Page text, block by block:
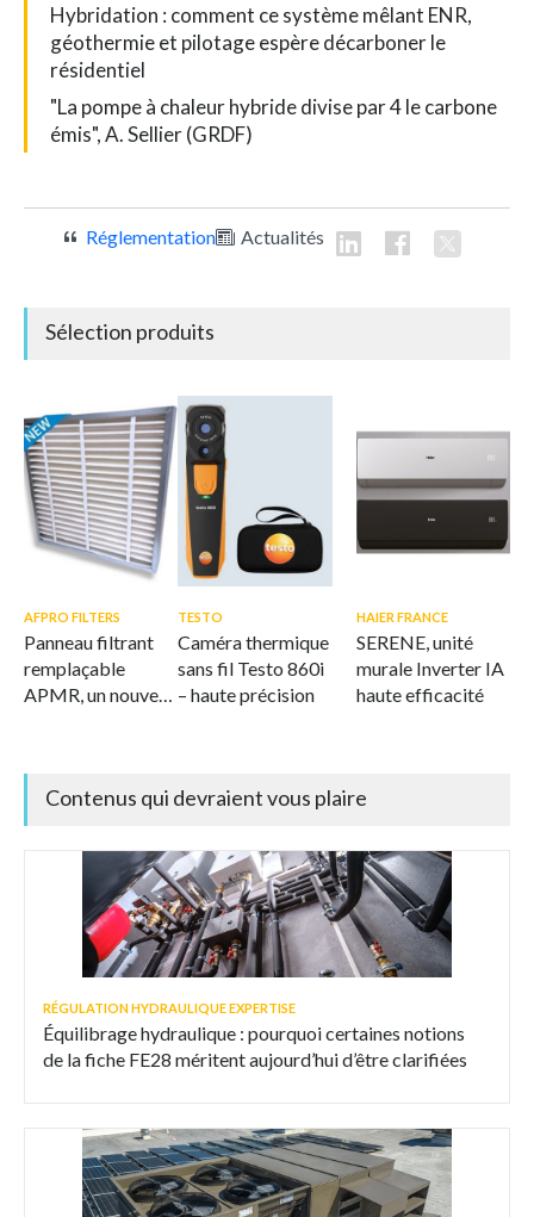
Hybridation : comment ce système mêlant ENR,
géothermie et pilotage espère décarboner le
résidentiel
"La pompe à chaleur hybride divise par 4 le carbone
émis", A. Sellier (GRDF)
Réglementation Actualités
Sélection produits
AFPRO FILTERS
Panneau filtrant
remplaçable
APMR, un nouveau
filtration durable
de l'air
TESTO
Caméra thermique
sans fil Testo 860i
– haute précision
HAIER FRANCE
SERENE, unité
murale Inverter IA
haute efficacité
Contenus qui devraient vous plaire
RÉGULATION HYDRAULIQUE EXPERTISE
Équilibrage hydraulique : pourquoi certaines notions
de la fiche FE28 méritent aujourd’hui d’être clarifiées